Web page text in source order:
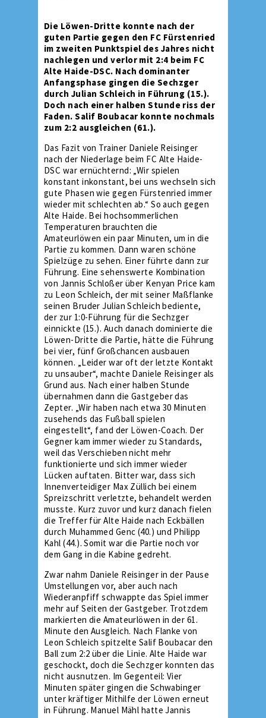
Die Löwen-Dritte konnte nach der
guten Partie gegen den FC Fürstenried
im zweiten Punktspiel des Jahres nicht
nachlegen und verlor mit 2:4 beim FC
Alte Haide-DSC. Nach dominanter
Anfangsphase gingen die Sechzger
durch Julian Schleich in Führung (15.).
Doch nach einer halben Stunde riss der
Faden. Salif Boubacar konnte nochmals
zum 2:2 ausgleichen (61.).
Das Fazit von Trainer Daniele Reisinger
nach der Niederlage beim FC Alte Haide-
DSC war ernüchternd: „Wir spielen
konstant inkonstant, bei uns wechseln sich
gute Phasen wie gegen Fürstenried immer
wieder mit schlechten ab.“ So auch gegen
Alte Haide. Bei hochsommerlichen
Temperaturen brauchten die
Amateurlöwen ein paar Minuten, um in die
Partie zu kommen. Dann waren schöne
Spielzüge zu sehen. Einer führte dann zur
Führung. Eine sehenswerte Kombination
von Jannis Schloßer über Kenyan Price kam
zu Leon Schleich, der mit seiner Maßflanke
seinen Bruder Julian Schleich bediente,
der zur 1:0-Führung für die Sechzger
einnickte (15.). Auch danach dominierte die
Löwen-Dritte die Partie, hätte die Führung
bei vier, fünf Großchancen ausbauen
können. „Leider war oft der letzte Kontakt
zu unsauber“, machte Daniele Reisinger als
Grund aus. Nach einer halben Stunde
übernahmen dann die Gastgeber das
Zepter. „Wir haben nach etwa 30 Minuten
zusehends das Fußball spielen
eingestellt“, fand der Löwen-Coach. Der
Gegner kam immer wieder zu Standards,
weil das Verschieben nicht mehr
funktionierte und sich immer wieder
Lücken auftaten. Bitter war, dass sich
Innenverteidiger Max Züllich bei einem
Spreizschritt verletzte, behandelt werden
musste. Kurz zuvor und kurz danach fielen
die Treffer für Alte Haide nach Eckbällen
durch Muhammed Genc (40.) und Philipp
Kahl (44.). Somit war die Partie noch vor
dem Gang in die Kabine gedreht.
Zwar nahm Daniele Reisinger in der Pause
Umstellungen vor, aber auch nach
Wiederanpfiff schwappte das Spiel immer
mehr auf Seiten der Gastgeber. Trotzdem
markierten die Amateurlöwen in der 61.
Minute den Ausgleich. Nach Flanke von
Leon Schleich spitzelte Salif Boubacar den
Ball zum 2:2 über die Linie. Alte Haide war
geschockt, doch die Sechzger konnten das
nicht ausnutzen. Im Gegenteil: Vier
Minuten später gingen die Schwabinger
unter kräftiger Mithilfe der Löwen erneut
in Führung. Manuel Mähl hatte Jannis